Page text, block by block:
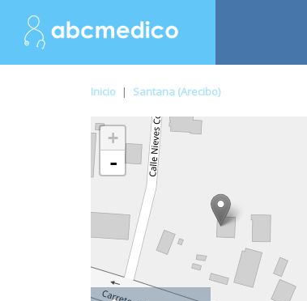
Inicio | Santana (Arecibo)
+
-